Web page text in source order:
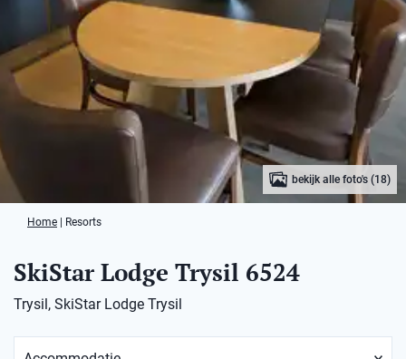
bekijk alle foto's (18)
Home Resorts
SkiStar Lodge Trysil 6524
Trysil, SkiStar Lodge Trysil